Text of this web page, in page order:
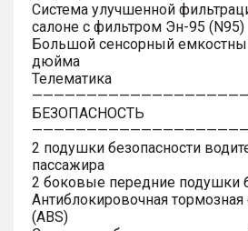
Система улучшенной
салоне с фильтром Эн-95 (N95)
Большой сенсорный
дюйма
Телематика
БЕЗОПАСНОСТЬ
2 подушки безопасности
пассажира
2 боковые передние подушки
Антиблокировочная
(ABS)